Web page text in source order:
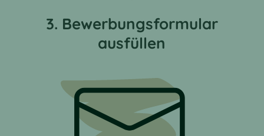
3. Bewerbungs­formular
ausfüllen